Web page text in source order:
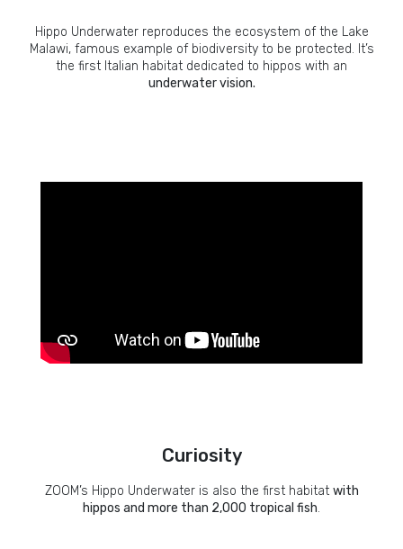
Hippo Underwater reproduces the ecosystem of the Lake
Malawi, famous example of biodiversity to be protected. It’s
the first Italian habitat dedicated to hippos with an
underwater vision.
Curiosity
ZOOM’s Hippo Underwater is also the first habitat with
hippos and more than 2,000 tropical fish.